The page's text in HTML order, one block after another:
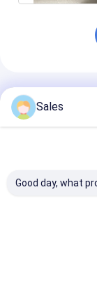
প্রস্তাবিত পণ্য
Sales
Good day, what